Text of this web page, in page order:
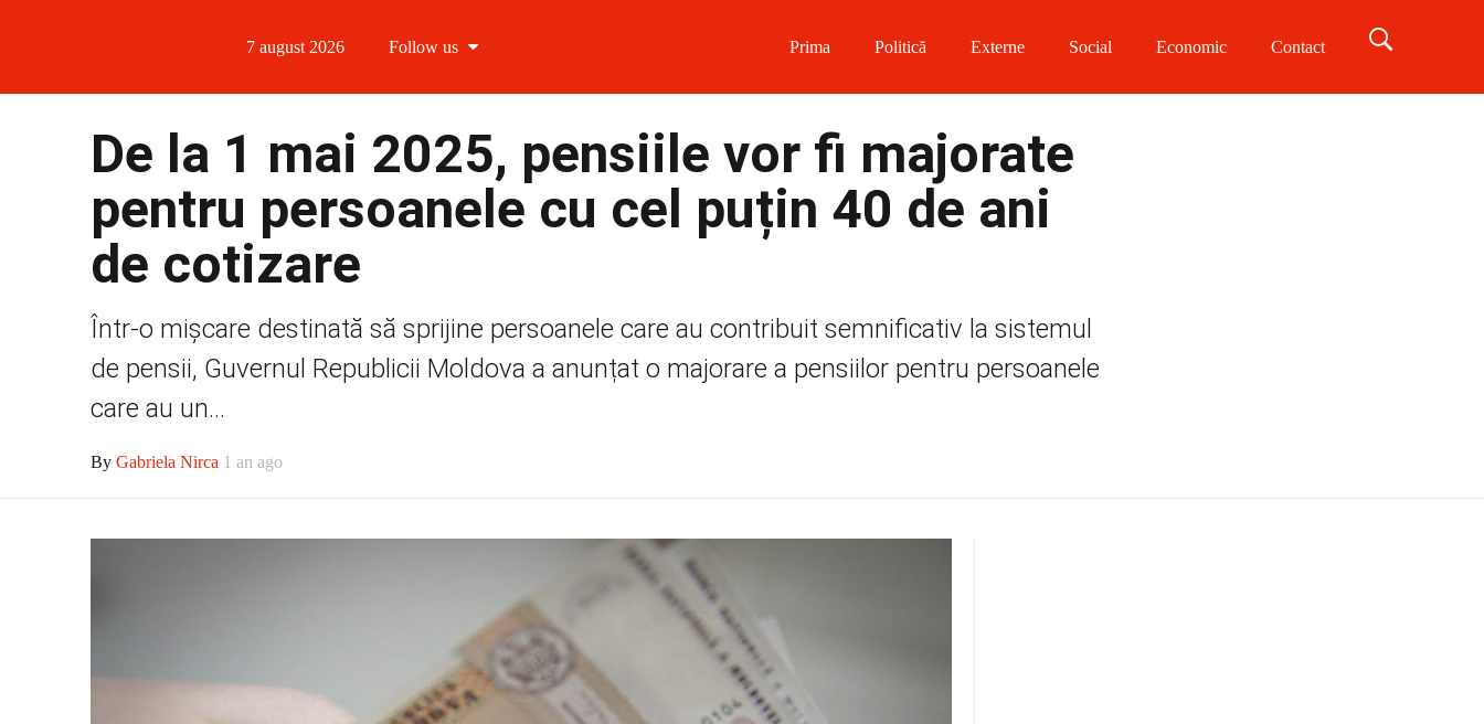
7 august 2026 Follow us
Follow us on Twitter
Prima Politică Externe Social Economic Contact
De la 1 mai 2025, pensiile vor fi majorate
pentru persoanele cu cel puțin 40 de ani
de cotizare
Într-o mișcare destinată să sprijine persoanele care au contribuit semnificativ la sistemul
de pensii, Guvernul Republicii Moldova a anunțat o majorare a pensiilor pentru persoanele
care au un...
By Gabriela Nirca 1 an ago